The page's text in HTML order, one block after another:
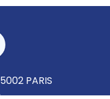
PARIS